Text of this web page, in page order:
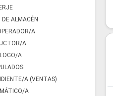
DE ALMACÉN
A
A
A
A (VENTAS)
A